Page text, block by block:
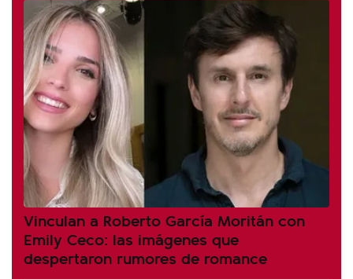
Vinculan a Roberto García Moritán con
Emily Ceco: las imágenes que
despertaron rumores de romance